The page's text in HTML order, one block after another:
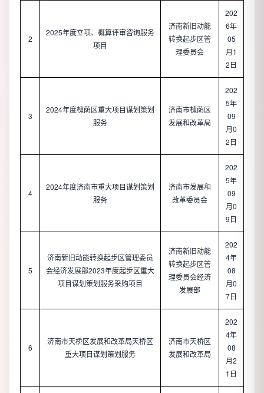
2
2025年度立项、概算评审咨询服务
项目
济南新旧动能
转换起步区管
理委员会
202
6年
05
月1
2日
3
2024年度槐荫区重大项目谋划策划
服务
济南市槐荫区
发展和改革局
202
5年
09
月0
2日
4
2024年度济南市重大项目谋划策划
服务
济南市发展和
改革委员会
202
5年
09
月0
9日
5
济南新旧动能转换起步区管理委员
会经济发展部2023年度起步区重大
项目谋划策划服务采购项目
济南新旧动能
转换起步区管
理委员会经济
发展部
202
4年
08
月0
7日
6
济南市天桥区发展和改革局天桥区
重大项目谋划策划服务
济南市天桥区
发展和改革局
202
4年
08
月2
1日